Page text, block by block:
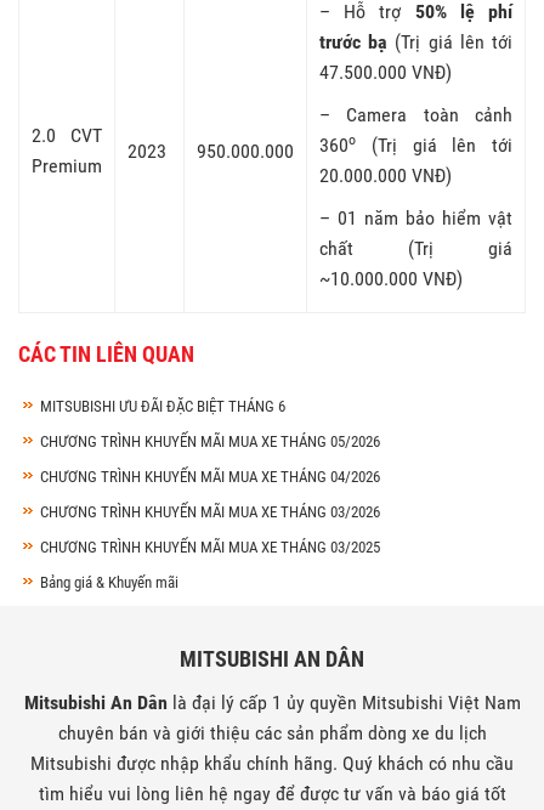
2.0 CVT
Premium
2023 950.000.000
– Hỗ trợ 50% lệ phí
trước bạ (Trị giá lên tới
47.500.000 VNĐ)
– Camera toàn cảnh
360o
(Trị giá lên tới
20.000.000 VNĐ)
– 01 năm bảo hiểm vật
chất (Trị giá
~10.000.000 VNĐ)
CÁC TIN LIÊN QUAN
MITSUBISHI ƯU ĐÃI ĐẶC BIỆT THÁNG 6
CHƯƠNG TRÌNH KHUYẾN MÃI MUA XE THÁNG 05/2026
CHƯƠNG TRÌNH KHUYẾN MÃI MUA XE THÁNG 04/2026
CHƯƠNG TRÌNH KHUYẾN MÃI MUA XE THÁNG 03/2026
CHƯƠNG TRÌNH KHUYẾN MÃI MUA XE THÁNG 03/2025
Bảng giá & Khuyến mãi
MITSUBISHI AN DÂN
Mitsubishi An Dân là đại lý cấp 1 ủy quyền Mitsubishi Việt Nam
chuyên bán và giới thiệu các sản phẩm dòng xe du lịch
Mitsubishi được nhập khẩu chính hãng. Quý khách có nhu cầu
tìm hiểu vui lòng liên hệ ngay để được tư vấn và báo giá tốt